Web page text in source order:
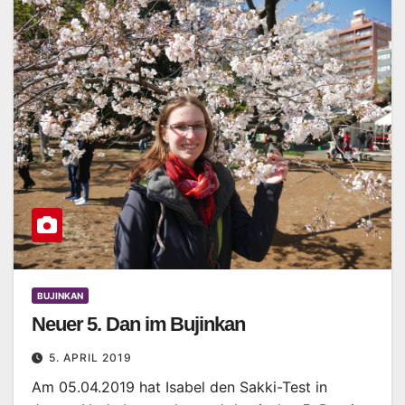
BUJINKAN
Neuer 5. Dan im Bujinkan
5. APRIL 2019
Am 05.04.2019 hat Isabel den Sakki-Test in